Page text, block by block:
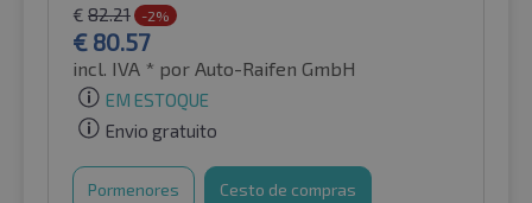
€ 82.21 -2%
€ 80.57
incl. IVA * por Auto-Raifen GmbH
EM ESTOQUE
Envio gratuito
Pormenores Cesto de compras